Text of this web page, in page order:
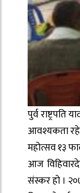
पुर्व
आवश्यकता
महोत्सव १३
आज
संस्कर हो ।